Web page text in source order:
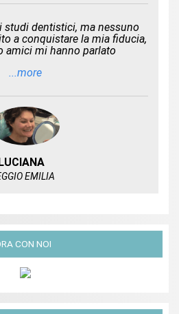
studi dentistici, ma nessuno
a conquistare la mia fiducia,
amici mi hanno parlato
...more
EMILIA
CON NOI